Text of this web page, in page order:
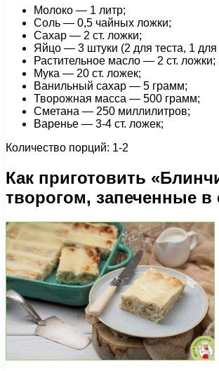
Молоко — 1 литр;
Соль — 0,5 чайных ложки;
Сахар — 2 ст. ложки;
Яйцо — 3 штуки (2 для теста, 1 для
Растительное масло — 2 ст. ложки;
Мука — 20 ст. ложек;
Ванильный сахар — 5 грамм;
Творожная масса — 500 грамм;
Сметана — 250 миллилитров;
Варенье — 3-4 ст. ложек;
Количество порций: 1-2
Как приготовить
творогом, запеченные в